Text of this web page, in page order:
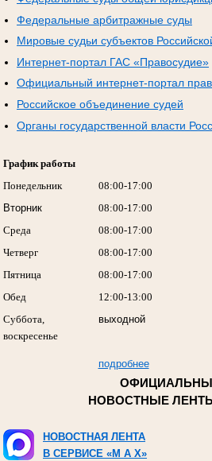
Федеральные арбитражные суды
Мировые судьи субъектов
Интернет-портал ГАС «Правосудие»
Официальный интернет-портал
Российское объединение судей
Органы государственной власти
График работы
Понедельник
08:00-17:00
Вторник
08:00-17:00
Среда
08:00-17:00
Четверг
08:00-17:00
Пятница
08:00-17:00
Обед
12:00-13:00
Суббота,
воскресенье
выходной
подробнее
НОВОСТНЫЕ
НОВОСТНАЯ ЛЕНТА
В СЕРВИСЕ «M A X»